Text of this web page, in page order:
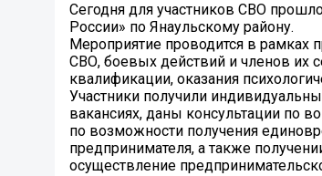
Сегодня для участников СВО
России» по Янаульскому району.
Мероприятие проводится в рамках
СВО, боевых действий и членов их
квалификации, оказания
Участники получили
вакансиях, даны консультации по
по возможности получения
предпринимателя, а также
осуществление